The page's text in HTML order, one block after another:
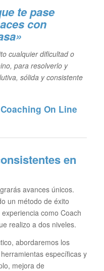
te pase
con
cualquier dificultad o
para resolverlo y
sólida y consistente
On Line
en
avances únicos.
un método de éxito
como Coach
realizo a dos niveles.
abordaremos los
específicas y
mejora de